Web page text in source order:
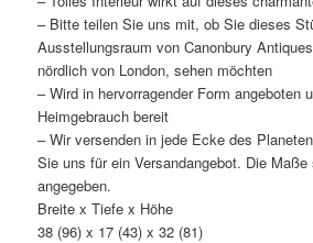
– Bitte teilen Sie uns mit, ob Sie dieses
Ausstellungsraum von Canonbury
nördlich von London, sehen möchten
– Wird in hervorragender Form angeboten
Heimgebrauch bereit
– Wir versenden in jede Ecke des
Sie uns für ein Versandangebot. Die
angegeben.
Breite x Tiefe x Höhe
38 (96) x 17 (43) x 32 (81)